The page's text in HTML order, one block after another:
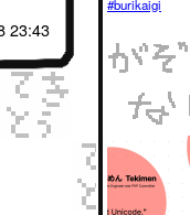
23:43
#burikaigi